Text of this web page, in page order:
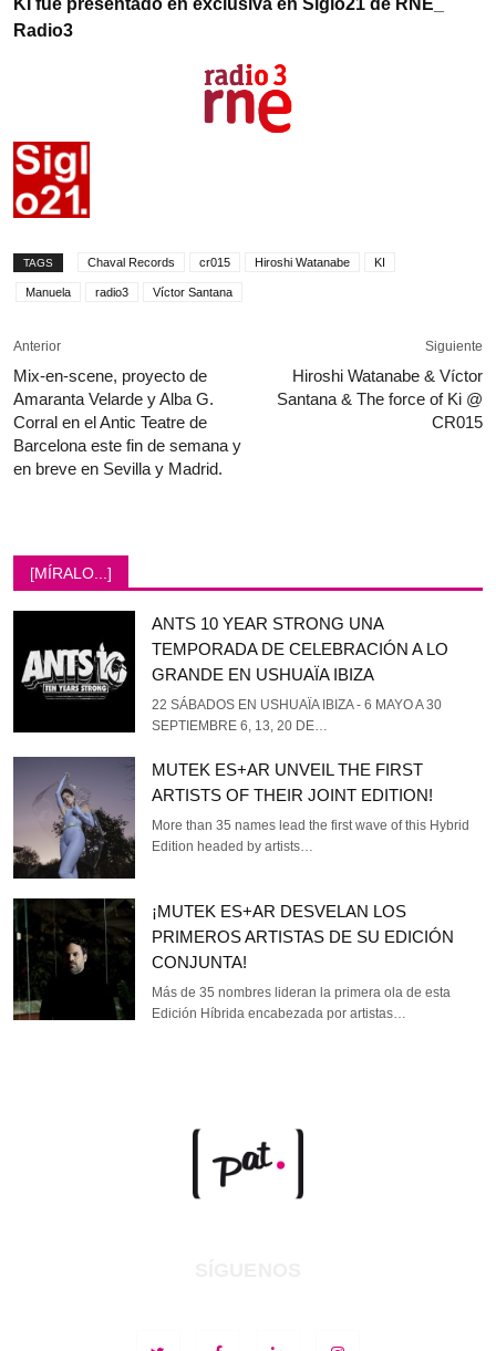
Radio3
TAGS Chaval Records cr015 Hiroshi Watanabe KI
Manuela radio3 Víctor Santana
Anterior
Mix-en-scene, proyecto de
Amaranta Velarde y Alba G.
Corral en el Antic Teatre de
Barcelona este fin de semana y
en breve en Sevilla y Madrid.
Siguiente
Hiroshi Watanabe & Víctor
Santana & The force of Ki @
CR015
[MÍRALO...]
ANTS 10 YEAR STRONG UNA
TEMPORADA DE CELEBRACIÓN A LO
GRANDE EN USHUAÏA IBIZA
22 SÁBADOS EN USHUAÏA IBIZA - 6 MAYO A 30
SEPTIEMBRE 6, 13, 20 DE…
MUTEK ES+AR UNVEIL THE FIRST
ARTISTS OF THEIR JOINT EDITION!
More than 35 names lead the first wave of this Hybrid
Edition headed by artists…
¡MUTEK ES+AR DESVELAN LOS
PRIMEROS ARTISTAS DE SU EDICIÓN
CONJUNTA!
Más de 35 nombres lideran la primera ola de esta
Edición Híbrida encabezada por artistas…